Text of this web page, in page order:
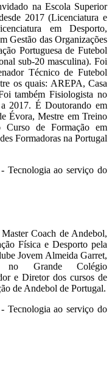
na Escola Superior
2017 (Licenciatura e
em Desporto,
Gestão das Organizações
Portuguesa de Futebol
sub-20 masculina). Foi
Técnico de Futebol
os quais: AREPA, Casa
também Fisiologista no
2017. É Doutorando em
Évora, Mestre em Treino
de Formação em
Formadoras na Portugal
Tecnologia ao serviço do
Coach de Andebol,
Física e Desporto pela
Jovem Almeida Garret,
no Grande Colégio
e Diretor dos cursos de
de Andebol de Portugal.
Tecnologia ao serviço do